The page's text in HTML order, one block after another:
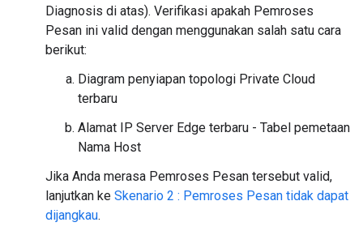
Diagnosis di atas). Verifikasi apakah Pemroses
Pesan ini valid dengan menggunakan salah satu cara
berikut:
Diagram penyiapan topologi Private Cloud
terbaru
Alamat IP Server Edge terbaru - Tabel pemetaan
Nama Host
Jika Anda merasa Pemroses Pesan tersebut valid,
lanjutkan ke Skenario 2 : Pemroses Pesan tidak dapat
dijangkau.